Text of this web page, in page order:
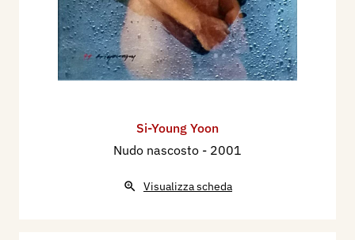
Si-Young Yoon
Nudo nascosto - 2001
Visualizza scheda